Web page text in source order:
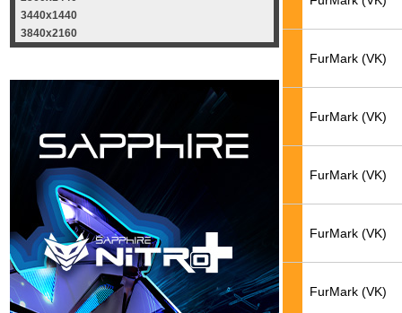
3440x1440
3840x2160
FurMark (VK)
FurMark (VK)
FurMark (VK)
FurMark (VK)
FurMark (VK)